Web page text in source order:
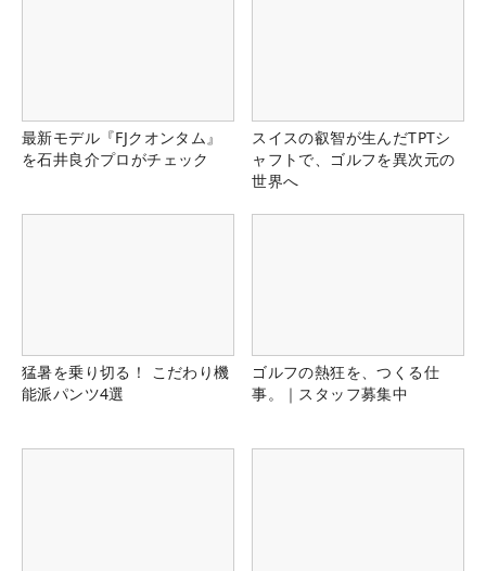
最新モデル『FJクオンタム』
を石井良介プロがチェック
スイスの叡智が生んだTPTシ
ャフトで、ゴルフを異次元の
世界へ
猛暑を乗り切る！ こだわり機
能派パンツ4選
ゴルフの熱狂を、つくる仕
事。｜スタッフ募集中